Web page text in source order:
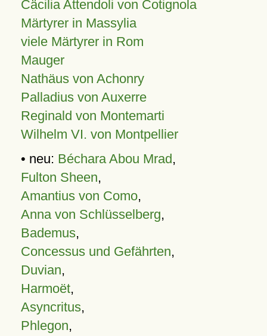
Cäcilia Attendoli von Cotignola
Märtyrer in Massylia
viele Märtyrer in Rom
Mauger
Nathäus von Achonry
Palladius von Auxerre
Reginald von Montemarti
Wilhelm VI. von Montpellier
• neu: Béchara Abou Mrad,
Fulton Sheen,
Amantius von Como,
Anna von Schlüsselberg,
Bademus,
Concessus und Gefährten,
Duvian,
Harmoët,
Asyncritus,
Phlegon,